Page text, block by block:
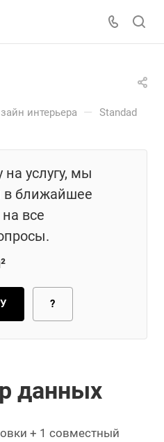
интерьера — Standad
услугу, мы
в ближайшее
все
?
данных
+ 1 совместный